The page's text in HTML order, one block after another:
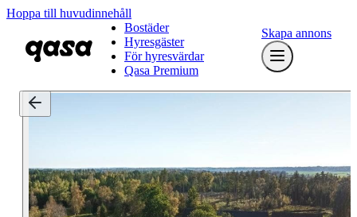
Hoppa till huvudinnehåll
Bostäder
Hyresgäster
För hyresvärdar
Qasa Premium
Skapa annons